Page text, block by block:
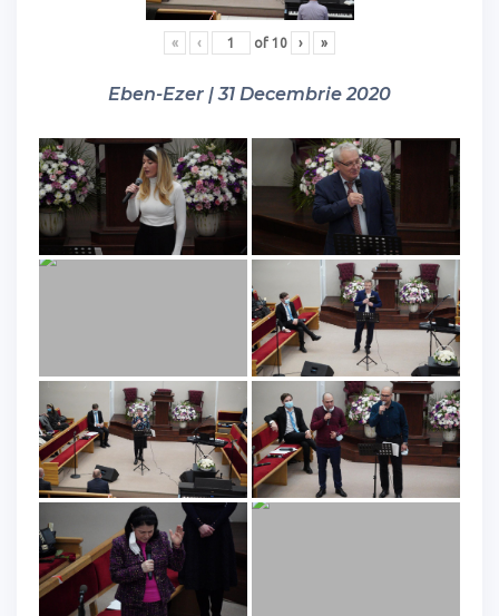
« ‹ of 10 › »
Eben-Ezer | 31 Decembrie 2020